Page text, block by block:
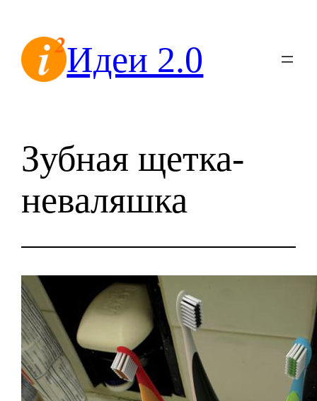
содержимомуИдеи 2.0
Зубная щетка-
неваляшка